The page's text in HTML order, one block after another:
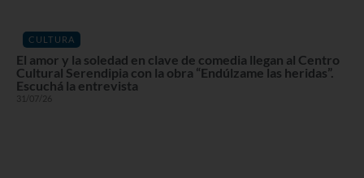
CULTURA
El amor y la soledad en clave de comedia llegan al Centro
Cultural Serendipia con la obra “Endúlzame las heridas”.
Escuchá la entrevista
31/07/26